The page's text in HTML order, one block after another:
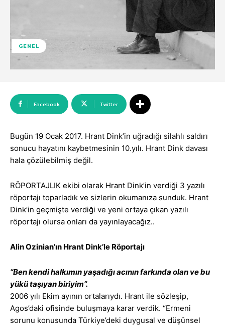
GENEL
Facebook Twitter
Bugün 19 Ocak 2017. Hrant Dink’in uğradığı silahlı saldırı
sonucu hayatını kaybetmesinin 10.yılı. Hrant Dink davası
hala çözülebilmiş değil.
RÖPORTAJLIK ekibi olarak Hrant Dink’in verdiği 3 yazılı
röportajı toparladık ve sizlerin okumanıza sunduk. Hrant
Dink’in geçmişte verdiği ve yeni ortaya çıkan yazılı
röportajı olursa onları da yayınlayacağız..
Alin Ozinian’ın Hrant Dink’le Röportajı
“Ben kendi halkımın yaşadığı acının farkında olan ve bu
yükü taşıyan biriyim”.
2006 yılı Ekim ayının ortalarıydı. Hrant ile sözleşip,
Agos’daki ofisinde buluşmaya karar verdik. “Ermeni
sorunu konusunda Türkiye’deki duygusal ve düşünsel